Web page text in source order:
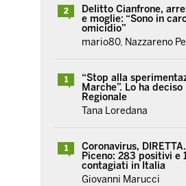
2
Delitto Cianfrone,
e moglie: “Sono in
omicidio”
mario80, Nazzareno
1
“Stop alla
Marche”. Lo ha
Regionale
Tana Loredana
1
Coronavirus,
Piceno: 283 positivi e
contagiati in Italia
Giovanni Marucci